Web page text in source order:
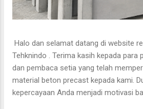
Halo dan selamat datang di website
Tehknindo . Terima kasih kepada para
dan pembaca setia yang telah
material beton precast kepada kami.
kepercayaan Anda menjadi motivasi